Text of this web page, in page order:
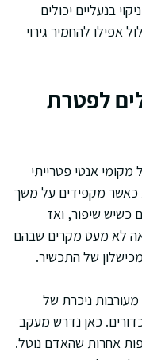
בנעליים יכולים
אפילו להחמיר גירוי
לפטרת
מקומי אנטי פטרייתי
כאשר מקפידים על משך
כשיש שיפור, ואז
לא מעט מקרים שבהם
של התכשיר.
ניכרת של
כאן נדרש מעקב
אחרות שהאדם נוטל.